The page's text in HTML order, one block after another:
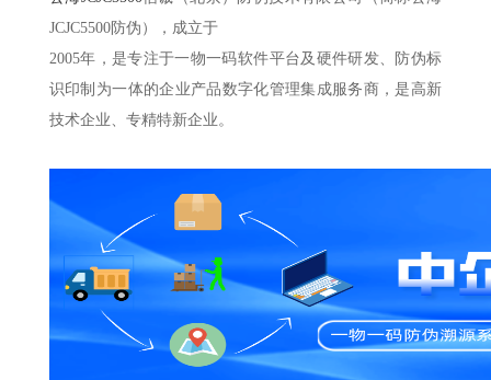
JCJC5500防伪），成立于
2005年，是专注于一物一码软件平台及硬件研发、防伪标
识印制为一体的企业产品数字化管理集成服务商，是高新
技术企业、专精特新企业。